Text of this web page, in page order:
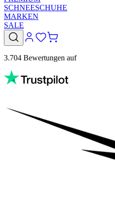
SCHNEESCHUHE
MARKEN
SALE
3.704 Bewertungen auf